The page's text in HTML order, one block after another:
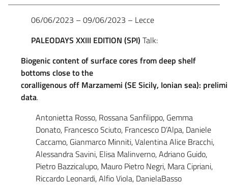
06/06/2023 – 09/06/2023 – Lecce
PALEODAYS XXIII EDITION (SPI) Talk:
Biogeniccontentof surface cores from deep shelf
bottoms close to the
coralligenous off Marzamemi (SESicily, Ionian sea):
data.
Antonietta Rosso, Rossana Sanfilippo, Gemma
Donato, Francesco Sciuto, Francesco D’Alpa, Daniele
Caccamo, Gianmarco Minniti, Valentina Alice Bracchi,
Alessandra Savini, Elisa Malinverno, Adriano Guido,
Pietro Bazzicalupo, Mauro Pietro Negri, Mara Cipriani,
Riccardo Leonardi, Alfio Viola, DanielaBasso